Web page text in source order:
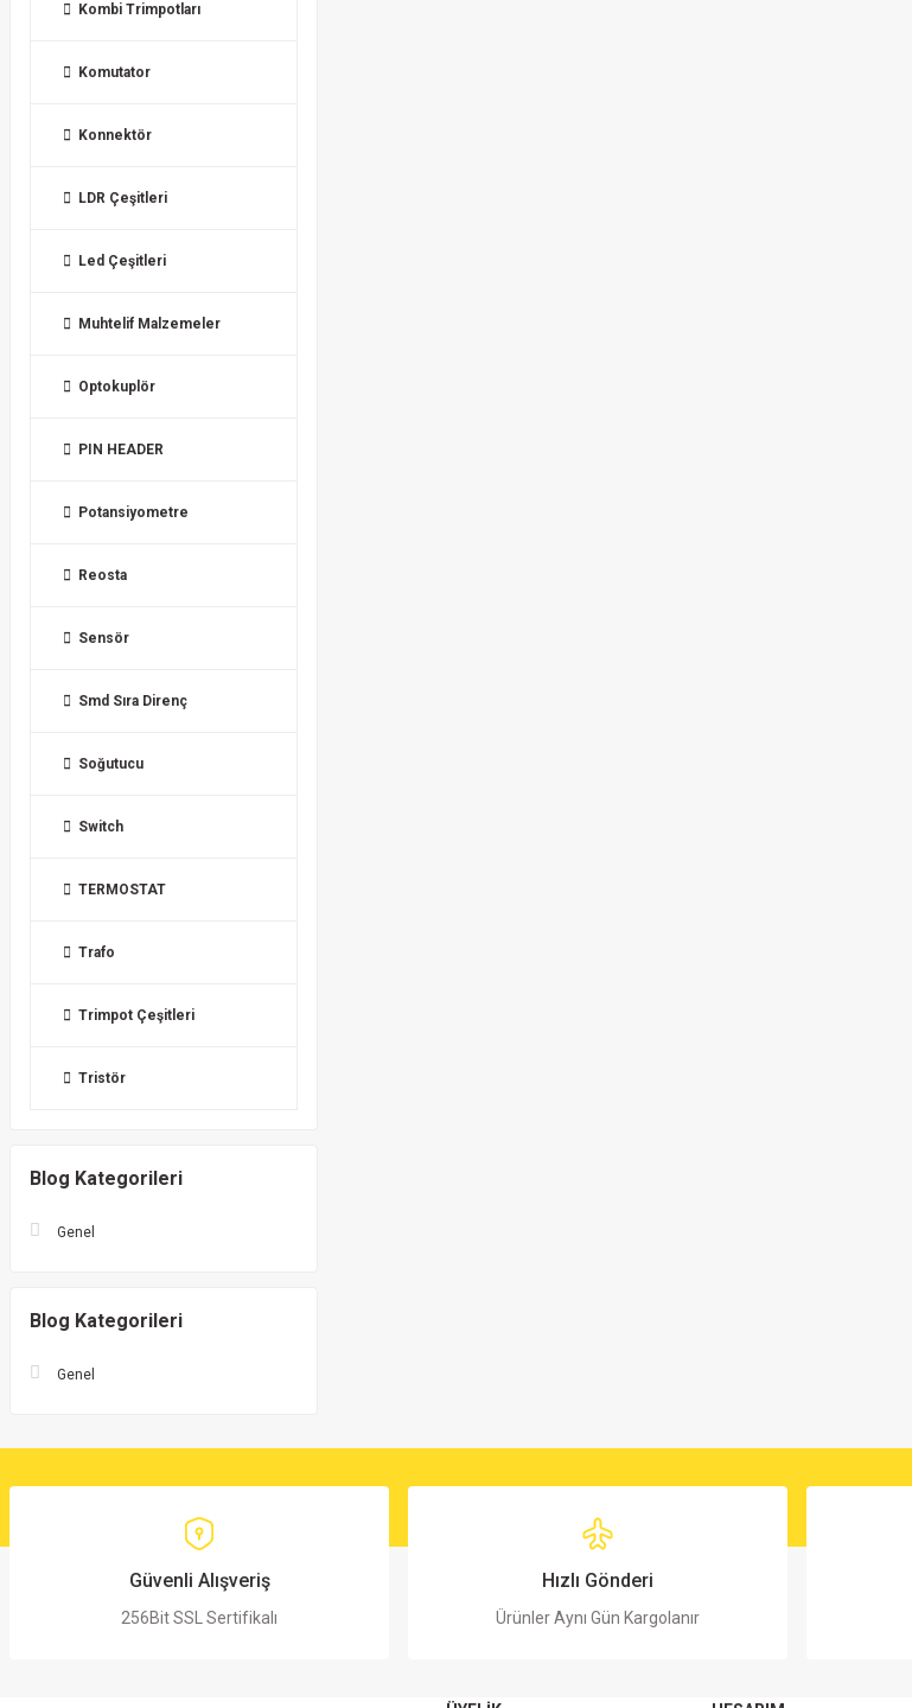
Kombi Trimpotları
Komutator
Konnektör
LDR Çeşitleri
Led Çeşitleri
Muhtelif Malzemeler
Optokuplör
PIN HEADER
Potansiyometre
Reosta
Sensör
Smd Sıra Direnç
Soğutucu
Switch
TERMOSTAT
Trafo
Trimpot Çeşitleri
Tristör
Blog Kategorileri
Genel
Blog Kategorileri
Genel
Güvenli Alışveriş
256Bit SSL Sertifikalı
Hızlı Gönderi
Ürünler Aynı Gün Kargolanır